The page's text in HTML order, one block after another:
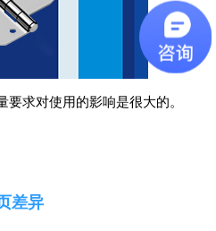
要求对使用的影响是很大的。
差异